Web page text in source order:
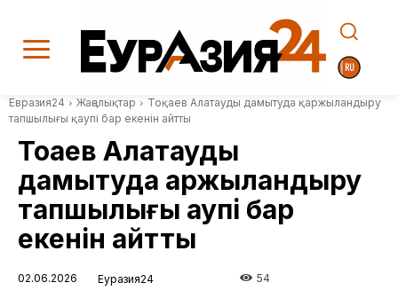
Евразия24 Жаңалықтар
Тоқаев Алатауды дамытуда қаржыландыру
тапшылығы қаупі бар екенін айтты
Тоқаев Алатауды
дамытуда қаржыландыру
тапшылығы қаупі бар
екенін айтты
02.06.2026 Еуразия24 54